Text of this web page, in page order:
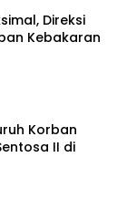
Direksi
Kebakaran
Korban
II di